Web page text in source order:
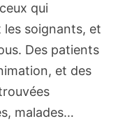
qui
soignants, et
Des patients
et des
malades…